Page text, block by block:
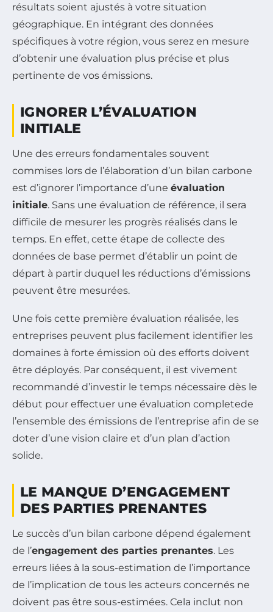
résultats soient ajustés à votre situation
géographique. En intégrant des données
spécifiques à votre région, vous serez en mesure
d’obtenir une évaluation plus précise et plus
pertinente de vos émissions.
IGNORER L’ÉVALUATION
INITIALE
Une des erreurs fondamentales souvent
commises lors de l’élaboration d’un bilan carbone
est d’ignorer l’importance d’une évaluation
initiale. Sans une évaluation de référence, il sera
difficile de mesurer les progrès réalisés dans le
temps. En effet, cette étape de collecte des
données de base permet d’établir un point de
départ à partir duquel les réductions d’émissions
peuvent être mesurées.
Une fois cette première évaluation réalisée, les
entreprises peuvent plus facilement identifier les
domaines à forte émission où des efforts doivent
être déployés. Par conséquent, il est vivement
recommandé d’investir le temps nécessaire dès le
début pour effectuer une évaluation completede
l’ensemble des émissions de l’entreprise afin de se
doter d’une vision claire et d’un plan d’action
solide.
LE MANQUE D’ENGAGEMENT
DES PARTIES PRENANTES
Le succès d’un bilan carbone dépend également
de l’engagement des parties prenantes. Les
erreurs liées à la sous-estimation de l’importance
de l’implication de tous les acteurs concernés ne
doivent pas être sous-estimées. Cela inclut non